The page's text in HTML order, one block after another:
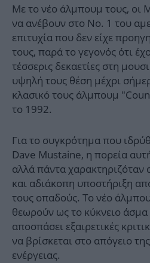
Με το νέο άλμπουμ τους, οι
να ανέβουν στο Νο. 1 του
επιτυχία που δεν είχε
τους, παρά το γεγονός ότι
τέσσερις δεκαετίες στη
υψηλή τους θέση μέχρι
κλασικό τους άλμπουμ
το 1992.
Για το συγκρότημα που
Dave Mustaine, η πορεία
αλλά πάντα χαρακτηριζόταν
και αδιάκοπη υποστήριξη
τους οπαδούς. Το νέο
θεωρούν ως το κύκνειο άσμα
αποσπάσει εξαιρετικές
να βρίσκεται στο απόγειο
ενέργειας.